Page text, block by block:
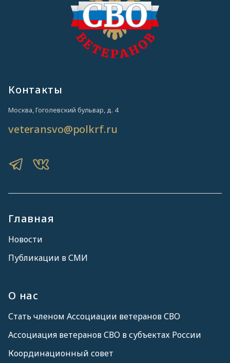
Главная
Новости
Публикации в СМИ
О нас
Стать членом Ассоциации ветеранов СВО
Ассоциация ветеранов СВО в субъектах России
Координационный совет
Контакты
Москва, Гоголевский бульвар, д. 4
veteransvo@polkrf.ru